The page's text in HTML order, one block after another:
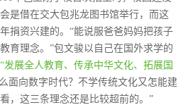
是借在交大包兆龙图书馆举行，而这
捐资兴建的。“能说服爸爸妈妈把孩子
育理念。”包文骏以自己在国外求学的
“发展全人教育、传承中华文化、拓展国
面向数字时代？不学传统文化又怎能建
，这三条理念还是比较超前的。”